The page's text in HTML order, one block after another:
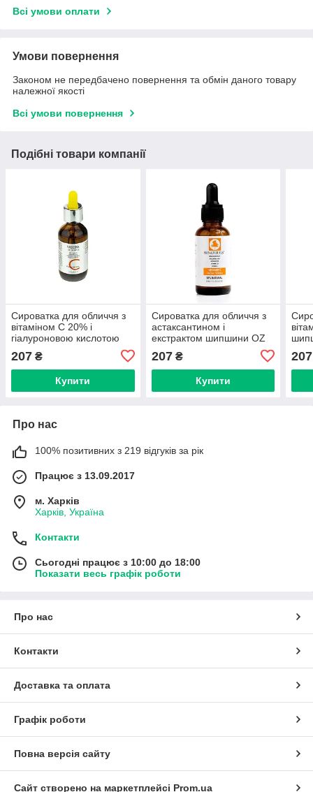
Всі умови оплати
Умови повернення
Законом не передбачено повернення та обмін даного товару
належної якості
Всі умови повернення
Подібні товари компанії
Сироватка для обличчя з
вітаміном C 20% і
гіалуроновою кислотою
(без пакування)
207 ₴
Купити
Сироватка для обличчя з
астаксантином і
екстрактом шипшини OZ
Naturals 30 ml CMD-125
(без пакування)
207₴
Купити
207
Про нас
100% позитивних з 219 відгуків за рік
Працює з 13.09.2017
м. Харків
Харків, Україна
Контакти
Сьогодні працює з 10:00 до 18:00
Показати весь графік роботи
Про нас
Контакти
Доставка та оплата
Графік роботи
Повна версія сайту
Сайт створено на маркетплейсі Prom.ua